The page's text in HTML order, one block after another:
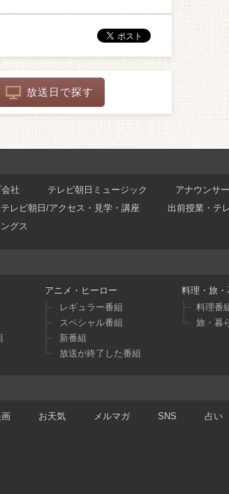
放送日で探す
社 テレビ朝日ミュージック アナウンサ
テレビ朝日/アクセス・見学・講座 出前授業・テ
グス
アニメ・ヒーロー
レギュラー番組
スペシャル番組
新番組
放送が終了した番組
料理・旅・
料理番
旅・暮
お天気 メルマガ SNS 占い